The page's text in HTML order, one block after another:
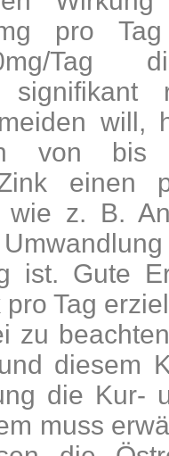
pro
Tag
will,
von
einen
wie z. B.
ist. Gute
Tag
zu
diesem
die Kur-
muss